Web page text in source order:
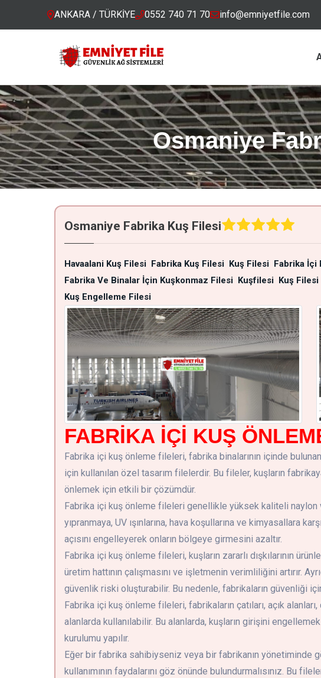
ANKARA / TÜRKİYE 0552 740 71 70 info@emniyetfile.com
Osmaniye
Osmaniye Fabrika Kuş Filesi
Havaalani Kuş Filesi Fabrika Kuş Filesi Kuş Filesi Fabrika İçi
Fabrika Ve Binalar İçin Kuşkonmaz Filesi Kuşfilesi Kuş Filesi
Kuş Engelleme Filesi
FABRİKA İÇİ KUŞ
Fabrika içi kuş önleme fileleri, fabrika binalarının içinde
için kullanılan özel tasarım filelerdir. Bu fileler, kuşların
önlemek için etkili bir çözümdür.
Fabrika içi kuş önleme fileleri genellikle yüksek kaliteli
yıpranmaya, UV ışınlarına, hava koşullarına ve kimyasallara
açısını engelleyerek onların bölgeye girmesini azaltır.
Fabrika içi kuş önleme fileleri, kuşların zararlı dışkılarının
üretim hattının çalışmasını ve işletmenin verimliliğini artırır.
güvenlik riski oluşturabilir. Bu nedenle, fabrikaların güvenliği
Fabrika içi kuş önleme fileleri, fabrikaların çatıları, açık
alanlarda kullanılabilir. Bu alanlarda, kuşların girişini
kurulumu yapılır.
Eğer bir fabrika sahibiyseniz veya bir fabrikanın yönetiminde
kullanımının faydalarını göz önünde bulundurmalısınız. Bu